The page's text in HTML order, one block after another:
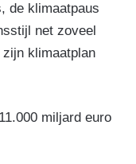
de klimaatpaus
net zoveel
klimaatplan
miljard euro